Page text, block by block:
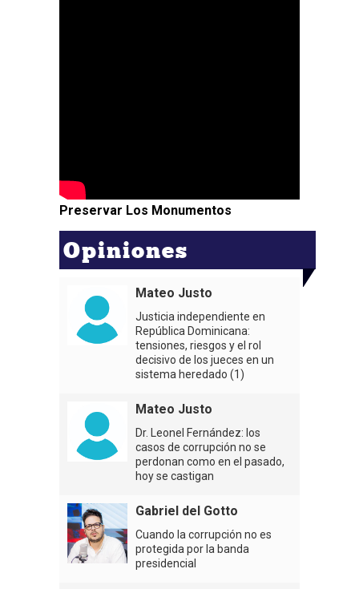
Preservar Los Monumentos
Opiniones
Mateo Justo
Justicia independiente en
República Dominicana:
tensiones, riesgos y el rol
decisivo de los jueces en un
sistema heredado (1)
Mateo Justo
Dr. Leonel Fernández: los
casos de corrupción no se
perdonan como en el pasado,
hoy se castigan
Gabriel del Gotto
Cuando la corrupción no es
protegida por la banda
presidencial